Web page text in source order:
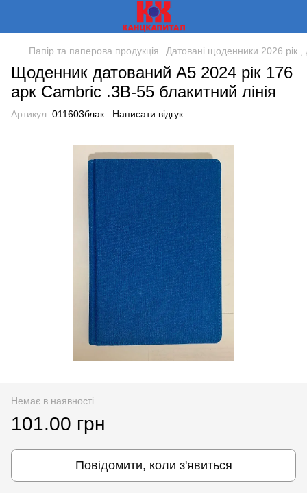
Папір та паперова продукція Датовані щоденники 2026 рік ,
Щоденник датований А5 2024 рік 176
арк Сambric .3В-55 блакитний лінія
Артикул: 011603блак Написати відгук
Немає в наявності
101.00 грн
Повідомити, коли з'явиться